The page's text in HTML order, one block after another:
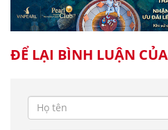
ĐỂ LẠI BÌNH LUẬN